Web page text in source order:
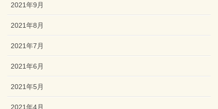
2021年9月
2021年8月
2021年7月
2021年6月
2021年5月
2021年4月